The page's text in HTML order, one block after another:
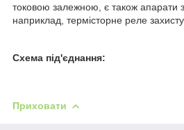
токовою залежною, є також апарати
наприклад, термісторне реле захисту
Схема під'єднання:
Приховати